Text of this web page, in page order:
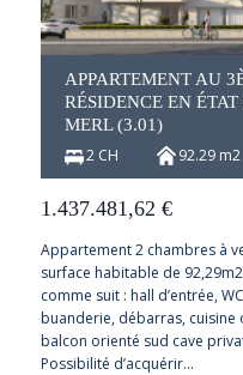
APPARTEMENT AU
RÉSIDENCE EN
MERL (3.01)
2 CH 92.29 m2
1.437.481,62 €
Appartement 2 chambres à
surface habitable de
comme suit : hall d’entrée,
buanderie, débarras, cuisine
balcon orienté sud cave
Possibilité d’acquérir…